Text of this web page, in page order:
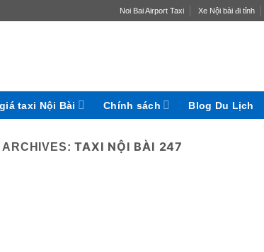
Noi Bai Airport Taxi Xe Nội bài đi tỉnh
taxi Nội Bài Chính sách Blog Du Lịch
ARCHIVES:TAXI NỘI BÀI 247